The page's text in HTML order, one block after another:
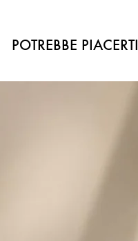
POTREBBE PIACERTI